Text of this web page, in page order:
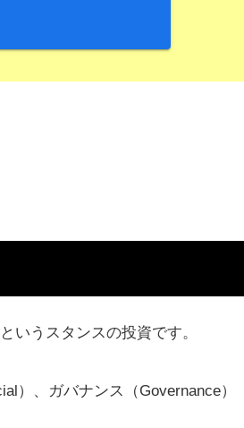
いうスタンスの投資です。
）、ガバナンス（Governance）